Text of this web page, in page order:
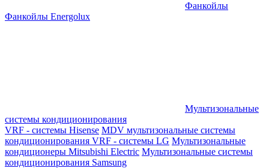
Фанкойлы
Фанкойлы Energolux
Мультизональные
системы кондиционирования
VRF - системы Hisense MDV мультизональные системы
кондиционирования VRF - системы LG Мультизональные
кондиционеры Mitsubishi Electric Мультизональные системы
кондиционирования Samsung